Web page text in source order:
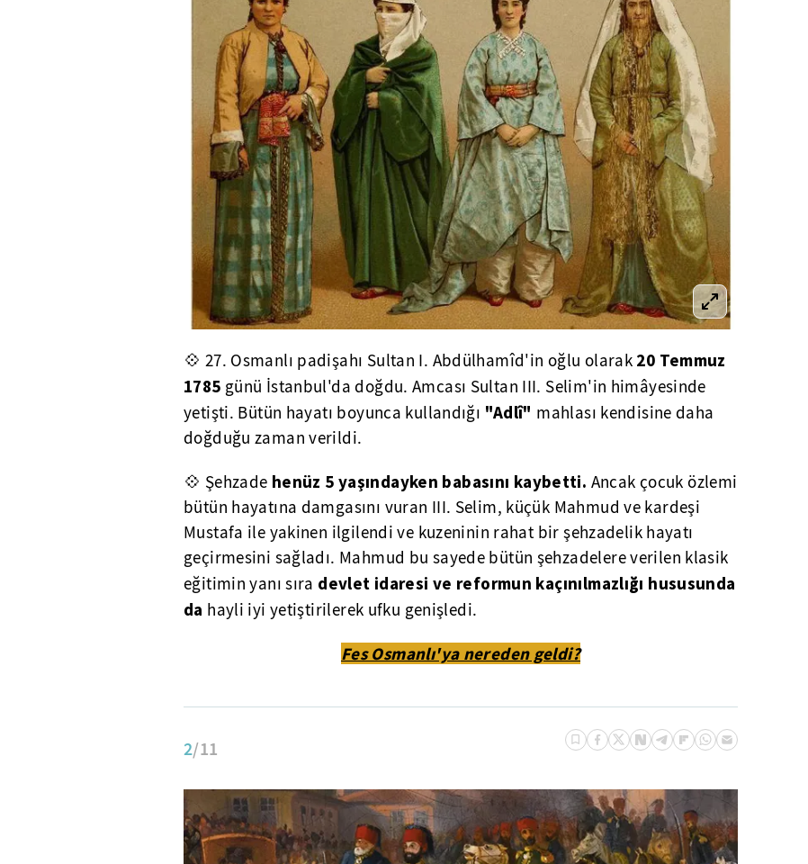
💠 27. Osmanlı padişahı Sultan I. Abdülhamîd'in oğlu olarak 20 Temmuz
1785 günü İstanbul'da doğdu. Amcası Sultan III. Selim'in himâyesinde
yetişti. Bütün hayatı boyunca kullandığı "Adlî" mahlası kendisine daha
doğduğu zaman verildi.
💠 Şehzade henüz 5 yaşındayken babasını kaybetti. Ancak çocuk özlemi
bütün hayatına damgasını vuran III. Selim, küçük Mahmud ve kardeşi
Mustafa ile yakinen ilgilendi ve kuzeninin rahat bir şehzadelik hayatı
geçirmesini sağladı. Mahmud bu sayede bütün şehzadelere verilen klasik
eğitimin yanı sıra devlet idaresi ve reformun kaçınılmazlığı hususunda
da hayli iyi yetiştirilerek ufku genişledi.
Fes Osmanlı'ya nereden geldi?
2/11